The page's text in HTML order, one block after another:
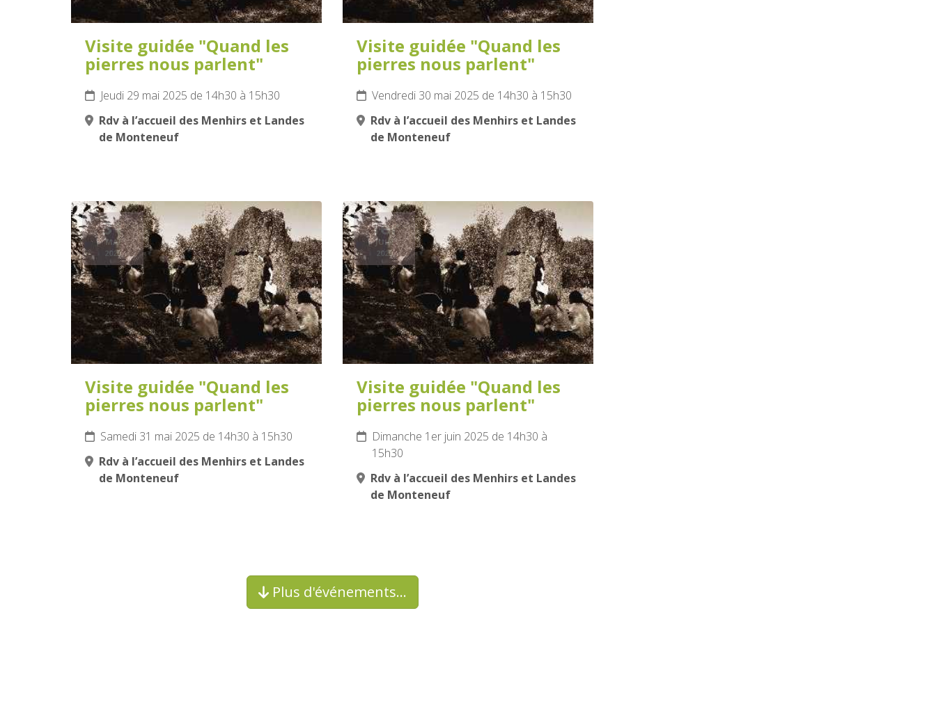
Visite guidée "Quand les
pierres nous parlent"
Jeudi 29 mai 2025 de 14h30 à 15h30
Rdv à l’accueil des Menhirs et Landes
de Monteneuf
Visite guidée "Quand les
pierres nous parlent"
Vendredi 30 mai 2025 de 14h30 à 15h30
Rdv à l’accueil des Menhirs et Landes
de Monteneuf
31
MAI
2025
Visite guidée "Quand les
pierres nous parlent"
Samedi 31 mai 2025 de 14h30 à 15h30
Rdv à l’accueil des Menhirs et Landes
de Monteneuf
1er
JUIN
2025
Visite guidée "Quand les
pierres nous parlent"
Dimanche 1er juin 2025 de 14h30 à
15h30
Rdv à l’accueil des Menhirs et Landes
de Monteneuf
Plus d'événements…